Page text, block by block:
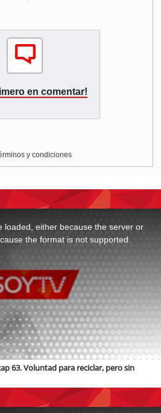
en comentar!
y condiciones
loaded, either because the server or
the format is not supported.
63. Voluntad para reciclar, pero sin